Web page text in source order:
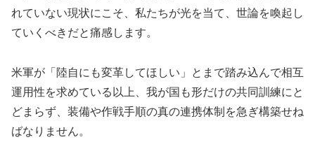
れていない現状にこそ、私たちが光を当て、世論を喚起し
ていくべきだと痛感します。
米軍が「陸自にも変革してほしい」とまで踏み込んで相互
運用性を求めている以上、我が国も形だけの共同訓練にと
どまらず、装備や作戦手順の真の連携体制を急ぎ構築せね
ばなりません。